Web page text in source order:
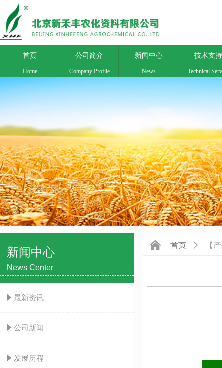
首页 公司简介 新闻中心 技术支持
Home Company Profile News Technical
新闻中心
News Center
념 最新资讯
념 公司新闻
념 发展历程
낀 首页 ꄲ 【